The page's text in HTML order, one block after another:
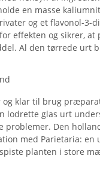
en masse
og et flavonol-3-
effekten og sikrer,
Al den tørrede urt
klar til brug
lodrette glas urt
problemer. Den
med Parietaria:
planten i store